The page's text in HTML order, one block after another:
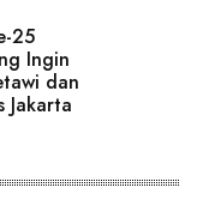
25
Ingin
dan
Jakarta